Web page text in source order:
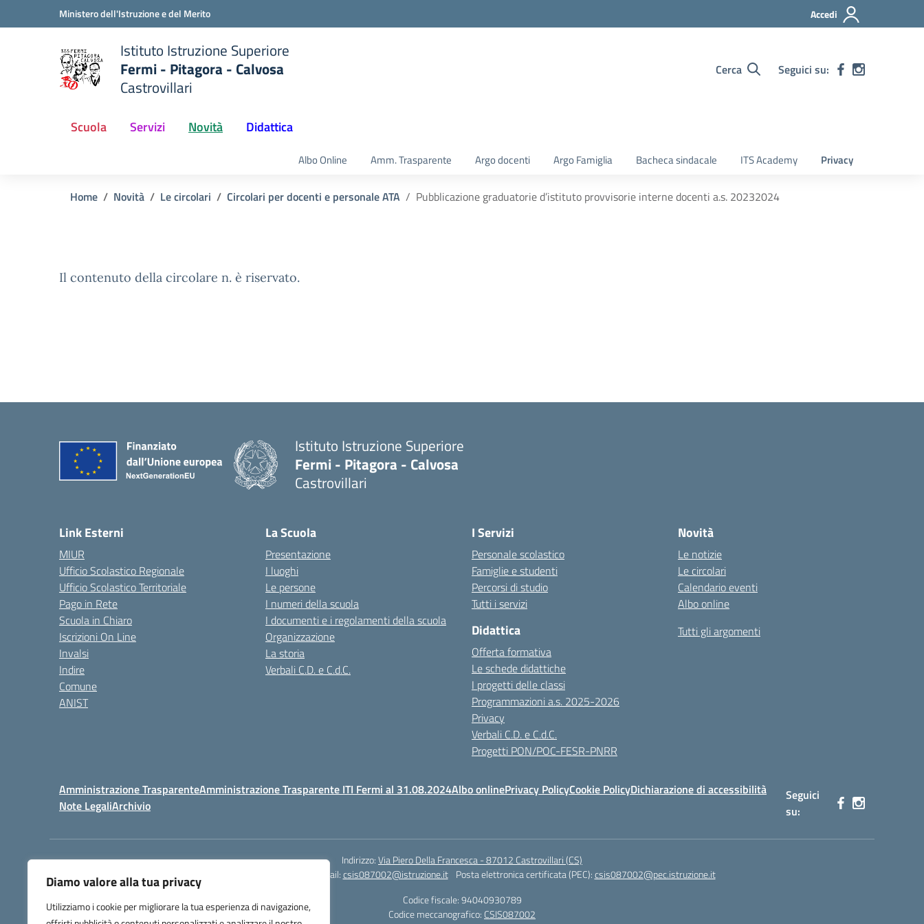
Diamo valore alla tua privacy
Utilizziamo i cookie per migliorare la tua esperienza di navigazione,
Vai ai contenuti
Vai al menu di navigazioneMinistero dell'Istruzione e del Merito Accedi
Istituto Istruzione Superiore
Fermi - Pitagora - Calvosa
Castrovillari
Cerca Seguici su:
Scuola Servizi Novità Didattica
Albo Online Amm. Trasparente Argo docenti Argo Famiglia Bacheca sindacale ITS Academy Privacy
Home Novità Le circolari Circolari per docenti e personale ATA Pubblicazione graduatorie d’istituto provvisorie interne docenti a.s. 20232024
Il contenuto della circolare n. è riservato.
Istituto Istruzione Superiore
Fermi - Pitagora - Calvosa
Castrovillari
Link Esterni
MIUR
Ufficio Scolastico Regionale
Ufficio Scolastico Territoriale
Pago in Rete
Scuola in Chiaro
Iscrizioni On Line
Invalsi
Indire
Comune
ANIST
La Scuola
Presentazione
I luoghi
Le persone
I numeri della scuola
I documenti e i regolamenti della scuola
Organizzazione
La storia
Verbali C.D. e C.d.C.
I Servizi
Personale scolastico
Famiglie e studenti
Percorsi di studio
Tutti i servizi
Didattica
Offerta formativa
Le schede didattiche
I progetti delle classi
Programmazioni a.s. 2025-2026
Privacy
Verbali C.D. e C.d.C.
Progetti PON/POC-FESR-PNRR
Novità
Le notizie
Le circolari
Calendario eventi
Albo online
Tutti gli argomenti
Amministrazione TrasparenteAmministrazione Trasparente ITI Fermi al 31.08.2024Albo onlinePrivacy PolicyCookie PolicyDichiarazione di accessibilità
Note LegaliArchivio
Seguici
su:
Indirizzo:Via Piero Della Francesca - 87012 Castrovillari (CS)
Email:csis087002@istruzione.it Posta elettronica certificata (PEC):csis087002@pec.istruzione.it
Codice fiscale: 94040930789
Codice meccanografico: CSIS087002